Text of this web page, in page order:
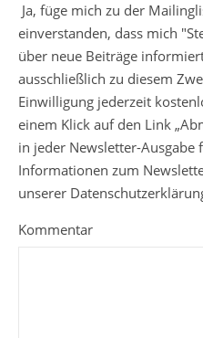
Ja, füge mich zu der
einverstanden, dass mich
über neue Beiträge
ausschließlich zu diesem
Einwilligung jederzeit
einem Klick auf den Link
in jeder Newsletter-Ausgabe
Informationen zum
unserer
Kommentar